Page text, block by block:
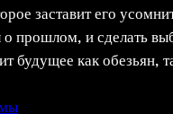
заставит его
о прошлом, и сделать
будущее как обезьян,